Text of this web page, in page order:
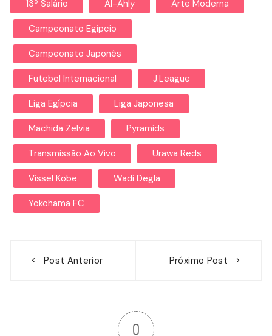
13º Salário Al-Ahly Arte Moderna
Campeonato Egípcio
Campeonato Japonês
Futebol Internacional J.League
Liga Egípcia Liga Japonesa
Machida Zelvia Pyramids
Transmissão Ao Vivo Urawa Reds
Vissel Kobe Wadi Degla
Yokohama FC
Post Anterior Próximo Post
0